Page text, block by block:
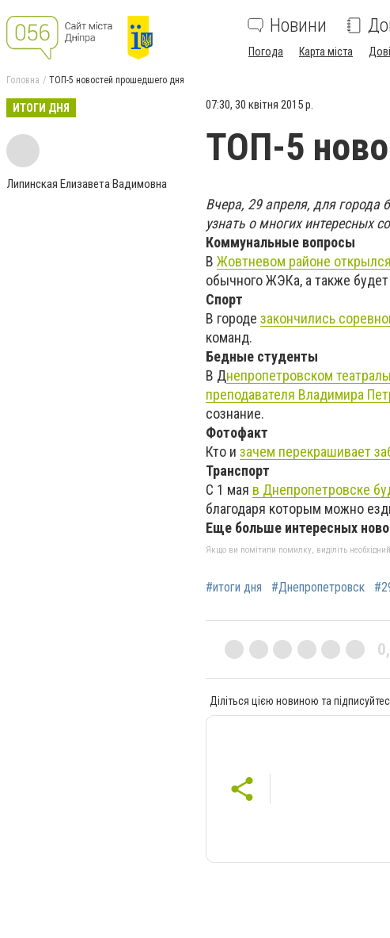
Новини
Погода Карта міста
Головна ТОП-5 новостей прошедшего дня
ИТОГИ ДНЯ
Липинская Елизавета Вадимовна
07:30, 30 квітня 2015 р.
ТОП-5
Вчера, 29 апреля, для
узнать о многих интересных
Коммунальные вопросы
В Жовтневом районе
обычного ЖЭКа, а также
Спорт
В городе закончились
команд.
Бедные студенты
В Днепропетровском
преподавателя Владимира
сознание.
Фотофакт
Кто и зачем перекрашивает
Транспорт
С 1 мая в Днепропетровске
благодаря которым можно
Еще больше интересных
Якщо ви помітили помилку, виділіть
#итоги дня #Днепропетровск
Діліться цією новиною та